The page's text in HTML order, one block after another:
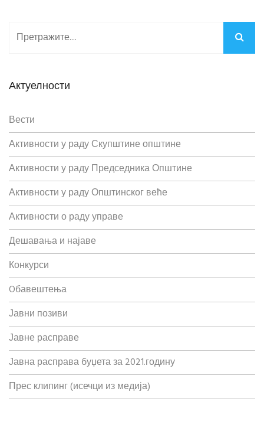
Актуелности
Вести
Активности у раду Скупштине општине
Активности у раду Председника Општине
Активности у раду Општинског веће
Активности о раду управе
Дешавања и најаве
Конкурси
Oбавештења
Јавни позиви
Јавне расправе
Јавна расправа буџета за 2021.годину
Прес клипинг (исечци из медија)